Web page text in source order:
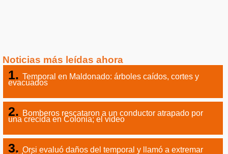
Noticias más leídas ahora
Temporal en Maldonado: árboles caídos, cortes y
evacuados
Bomberos rescataron a un conductor atrapado por
una crecida en Colonia; el video
Orsi evaluó daños del temporal y llamó a extremar